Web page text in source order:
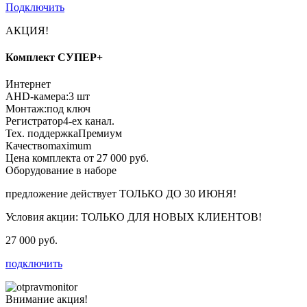
Подключить
АКЦИЯ!
Комплект СУПЕР+
Интернет
AHD-камера:3 шт
Монтаж:под ключ
Регистратор4-ех канал.
Тех. поддержкаПремиум
Качествоmaximum
Цена комплекта от 27 000 руб.
Оборудование в наборе
предложение действует ТОЛЬКО ДО 30 ИЮНЯ!
Условия акции: ТОЛЬКО ДЛЯ НОВЫХ КЛИЕНТОВ!
27 000 руб.
подключить
Внимание акция!